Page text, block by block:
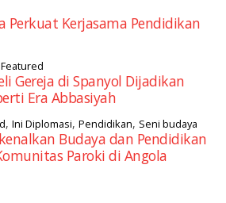
Perkuat Kerjasama Pendidikan
Featured
Gereja di Spanyol Dijadikan
Era Abbasiyah
,Ini Diplomasi,Pendidikan, Seni budaya
Budaya dan Pendidikan
Paroki di Angola